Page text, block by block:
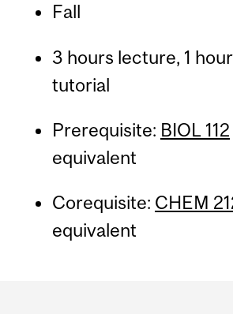
Fall
3 hours lecture, 1
tutorial
Prerequisite: BIOL 112
equivalent
Corequisite: CHEM
equivalent